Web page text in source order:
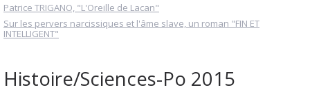
Patrice TRIGANO, "L'Oreille de Lacan"
Sur les pervers narcissiques et l'âme slave, un roman "FIN ET
INTELLIGENT"
Histoire/Sciences-Po 2015